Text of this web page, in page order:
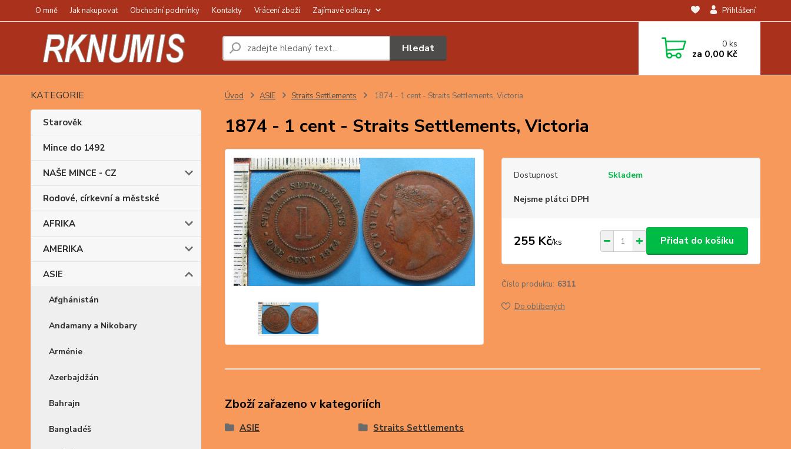
O mně Jak nakupovat Obchodní podmínky Kontakty Vrácení zboží Zajímavé odkazy Přihlášení
Hledat 0ks
za 0,00 Kč
KATEGORIE
Starověk
Mince do 1492
NAŠE MINCE - CZ
Rodové, církevní a městské
AFRIKA
AMERIKA
ASIE
Afghánistán
Andamany a Nikobary
Arménie
Azerbajdžán
Bahrajn
Bangladéš
Úvod ASIE Straits Settlements 1874 - 1 cent - Straits Settlements, Victoria
1874 - 1 cent - Straits Settlements, Victoria
Dostupnost Skladem
Nejsme plátci DPH
255 Kč/ks Přidat do košíku
Číslo produktu: 6311
Do oblíbených
Zboží zařazeno v kategoriích
ASIE Straits Settlements